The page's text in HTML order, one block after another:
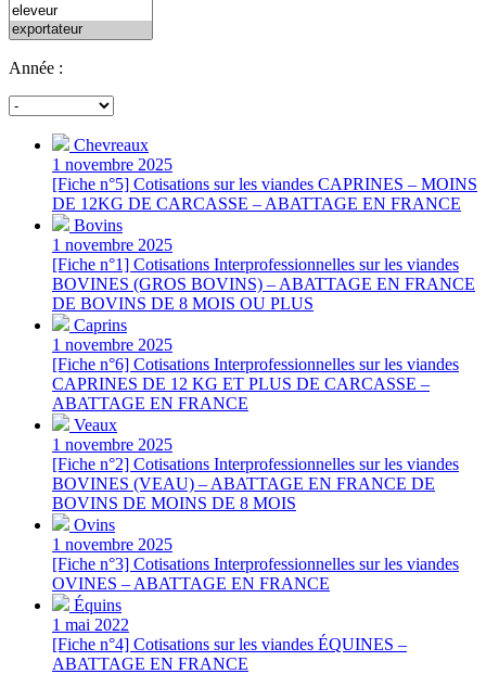
Année :
Chevreaux
1 novembre 2025
[Fiche n°5] Cotisations sur les viandes CAPRINES – MOINS
DE 12KG DE CARCASSE – ABATTAGE EN FRANCE
Bovins
1 novembre 2025
[Fiche n°1] Cotisations Interprofessionnelles sur les viandes
BOVINES (GROS BOVINS) – ABATTAGE EN FRANCE
DE BOVINS DE 8 MOIS OU PLUS
Caprins
1 novembre 2025
[Fiche n°6] Cotisations Interprofessionnelles sur les viandes
CAPRINES DE 12 KG ET PLUS DE CARCASSE –
ABATTAGE EN FRANCE
Veaux
1 novembre 2025
[Fiche n°2] Cotisations Interprofessionnelles sur les viandes
BOVINES (VEAU) – ABATTAGE EN FRANCE DE
BOVINS DE MOINS DE 8 MOIS
Ovins
1 novembre 2025
[Fiche n°3] Cotisations Interprofessionnelles sur les viandes
OVINES – ABATTAGE EN FRANCE
Équins
1 mai 2022
[Fiche n°4] Cotisations sur les viandes ÉQUINES –
ABATTAGE EN FRANCE